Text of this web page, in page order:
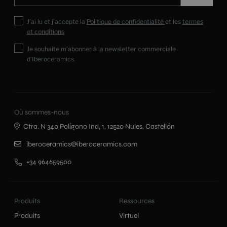
J’ai lu et j’accepte la Politique de confidentialité et les termes
et conditions
Je souhaite m’abonner à la newsletter commerciale
d’Iberoceramics.
Produits
Produits
Ressources
Virtuel
Où sommes-nous
Ctra. N 340 Polígono Ind, 1, 12520 Nules, Castellón
iberoceramics@iberoceramics.com
+34 964659500